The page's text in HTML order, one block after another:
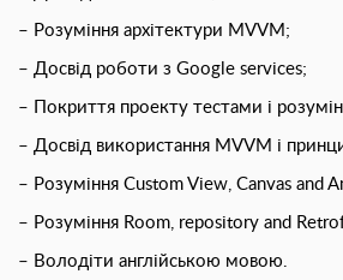
– Розуміння архітектури MVVM;
– Досвід роботи з Google services;
– Покриття проекту тестами і
– Досвід використання MVVM і
– Розуміння Сustom View, Canvas and
– Розуміння Room, repository and
– Володіти англійською мовою.